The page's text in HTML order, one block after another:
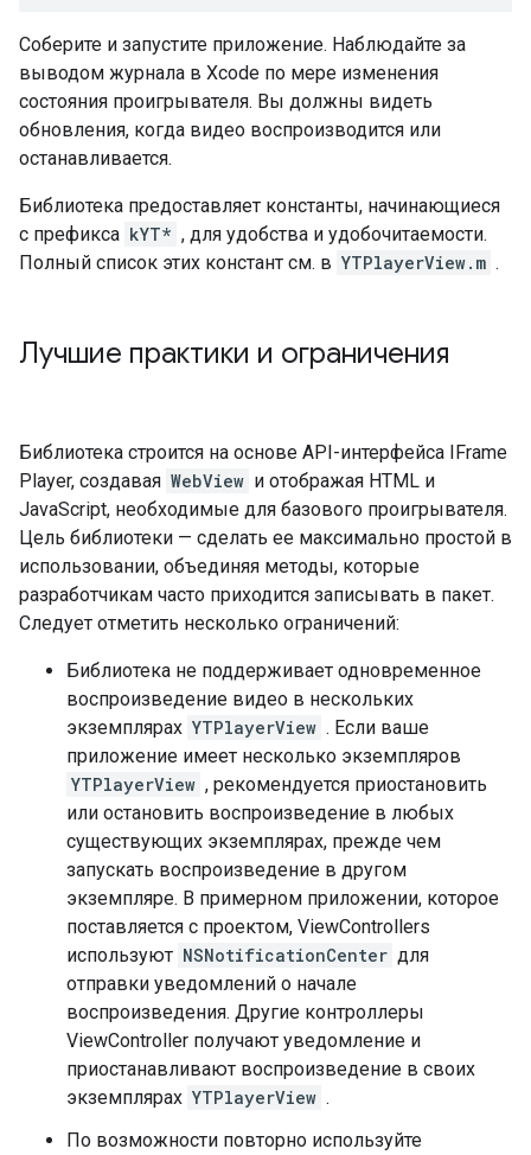
Соберите и запустите приложение. Наблюдайте за
выводом журнала в Xcode по мере изменения
состояния проигрывателя. Вы должны видеть
обновления, когда видео воспроизводится или
останавливается.
Библиотека предоставляет константы, начинающиеся
с префикса kYT* , для удобства и удобочитаемости.
Полный список этих констант см. в YTPlayerView.m .
Лучшие практики и ограничения
Библиотека строится на основе API-интерфейса IFrame
Player, создавая WebView и отображая HTML и
JavaScript, необходимые для базового проигрывателя.
Цель библиотеки — сделать ее максимально простой в
использовании, объединяя методы, которые
разработчикам часто приходится записывать в пакет.
Следует отметить несколько ограничений:
Библиотека не поддерживает одновременное
воспроизведение видео в нескольких
экземплярах YTPlayerView . Если ваше
приложение имеет несколько экземпляров
YTPlayerView , рекомендуется приостановить
или остановить воспроизведение в любых
существующих экземплярах, прежде чем
запускать воспроизведение в другом
экземпляре. В примерном приложении, которое
поставляется с проектом, ViewControllers
используют NSNotificationCenter для
отправки уведомлений о начале
воспроизведения. Другие контроллеры
ViewController получают уведомление и
приостанавливают воспроизведение в своих
экземплярах YTPlayerView .
По возможности повторно используйте